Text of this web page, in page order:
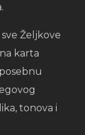
Željkove
karta
tonova i